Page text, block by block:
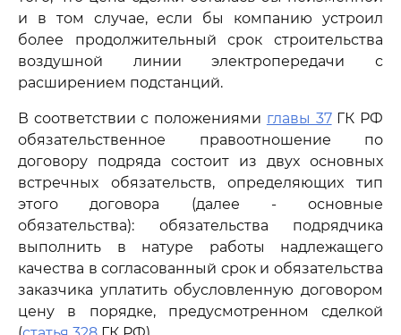
и в том случае, если бы компанию устроил
более продолжительный срок строительства
воздушной линии электропередачи с
расширением подстанций.
В соответствии с положениями главы 37ГК РФ
обязательственное правоотношение по
договору подряда состоит из двух основных
встречных обязательств, определяющих тип
этого договора (далее - основные
обязательства): обязательства подрядчика
выполнить в натуре работы надлежащего
качества в согласованный срок и обязательства
заказчика уплатить обусловленную договором
цену в порядке, предусмотренном сделкой